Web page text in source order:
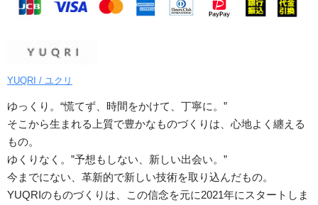
YUQRI / ユクリ
ゆっくり。“慌てず、時間をかけて、丁寧に。”
そこから生まれる上質で豊かなものづくりは、心地よく纏える
もの。
ゆくりなく。”予想もしない、新しい出会い。”
今までにない、革新的で新しい技術を取り込んだもの。
YUQRIのものづくりは、この信念を元に2021年にスタートしま